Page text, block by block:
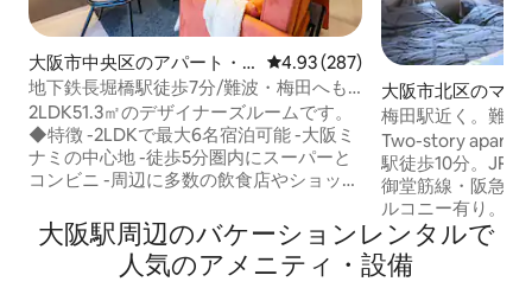
大阪市中央区のアパート・
マンション
レビュー287件、5つ星中4.93つ
4.93 (287)
地下鉄長堀橋駅徒歩7分/難波・梅田へも
電車で10分/FDS オーラ
2LDK51.3㎡のデザイナーズルームです。
◆特徴 -2LDKで最大6名宿泊可能 -大阪ミ
ナミの中心地 -徒歩5分圏内にスーパーと
コンビニ -周辺に多数の飲食店やショッピ
-セルフチェックインシステムでストレス
フリー -充実のアメニティ（シャンプー、
コンデショナー、ボディソープ、バスタ
大阪市北区のマン
ート
梅田駅近く。難波
アクセスが簡単
Two-story
駅徒歩10分。JR
御堂筋線・阪急中
ルコニー有り。 2ベ
行きやすいです。 関西空港からバスまた
は電車で梅田まで
心斎橋・新大阪・
大阪駅⁠周⁠辺⁠のバ⁠ケ⁠ー⁠シ⁠ョ⁠ン⁠レ⁠ン⁠タ⁠ル⁠で
人⁠気⁠のア⁠メ⁠ニ⁠テ⁠ィ⁠・⁠設⁠備